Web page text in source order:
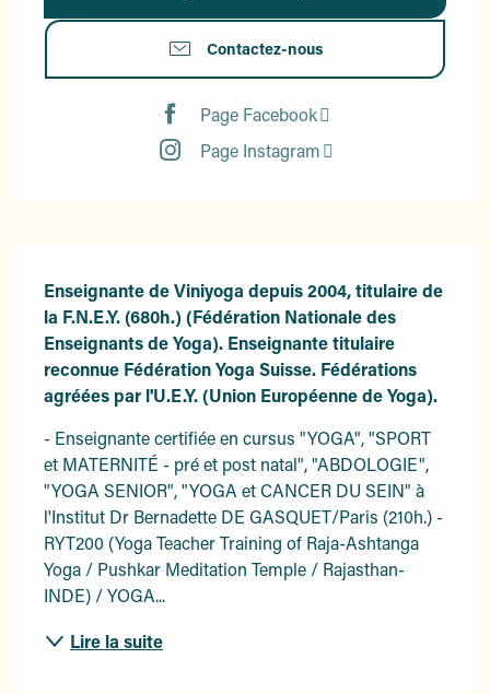
Contactez-nous
Page Facebook
Page Instagram
Enseignante de Viniyoga depuis 2004, titulaire de
la F.N.E.Y. (680h.) (Fédération Nationale des
Enseignants de Yoga). Enseignante titulaire
reconnue Fédération Yoga Suisse. Fédérations
agréées par l'U.E.Y. (Union Européenne de Yoga).
- Enseignante certifiée en cursus "YOGA", "SPORT
et MATERNITÉ - pré et post natal", "ABDOLOGIE",
"YOGA SENIOR", "YOGA et CANCER DU SEIN" à
l'Institut Dr Bernadette DE GASQUET/Paris (210h.) -
RYT200 (Yoga Teacher Training of Raja-Ashtanga
Yoga / Pushkar Meditation Temple / Rajasthan-
INDE) / YOGA...
Lire la suite